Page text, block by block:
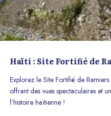
Haïti : Site Fortifié de
Explorez le Site Fortifié de
offrant des vues spectaculaires et
l’histoire haïtienne !